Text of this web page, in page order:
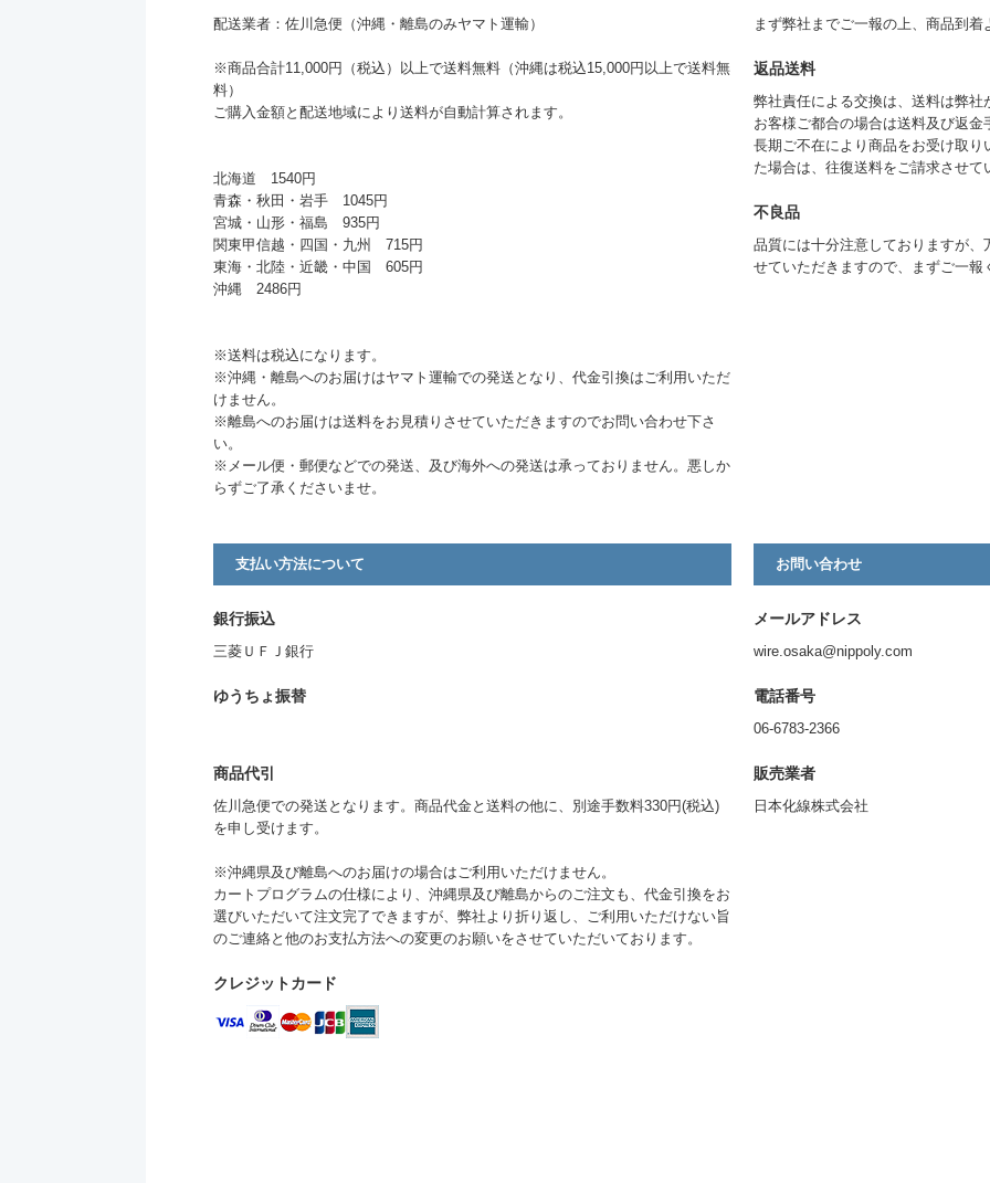
配送業者：佐川急便（沖縄・離島のみヤマト運輸）
※商品合計11,000円（税込）以上で送料無料（沖縄は税込15,000円以上で送料無
料）
ご購入金額と配送地域により送料が自動計算されます。
北海道 1540円
青森・秋田・岩手 1045円
宮城・山形・福島 935円
関東甲信越・四国・九州 715円
東海・北陸・近畿・中国 605円
沖縄 2486円
※送料は税込になります。
※沖縄・離島へのお届けはヤマト運輸での発送となり、代金引換はご利用いただ
けません。
※離島へのお届けは送料をお見積りさせていただきますのでお問い合わせ下さ
い。
※メール便・郵便などでの発送、及び海外への発送は承っておりません。悪しか
らずご了承くださいませ。
まず弊社までご一報の上、商品到
返品送料
弊社責任による交換は、送料は弊社
お客様ご都合の場合は送料及び返金
長期ご不在により商品をお受け取
た場合は、往復送料をご請求させ
不良品
品質には十分注意しておりますが
せていただきますので、まずご一
支払い方法について
銀行振込
三菱ＵＦＪ銀行
ゆうちょ振替
商品代引
佐川急便での発送となります。商品代金と送料の他に、別途手数料330円(税込)
を申し受けます。
※沖縄県及び離島へのお届けの場合はご利用いただけません。
カートプログラムの仕様により、沖縄県及び離島からのご注文も、代金引換をお
選びいただいて注文完了できますが、弊社より折り返し、ご利用いただけない旨
のご連絡と他のお支払方法への変更のお願いをさせていただいております。
クレジットカード
お問い合わせ
メールアドレス
wire.osaka@nippoly.com
電話番号
06-6783-2366
販売業者
日本化線株式会社